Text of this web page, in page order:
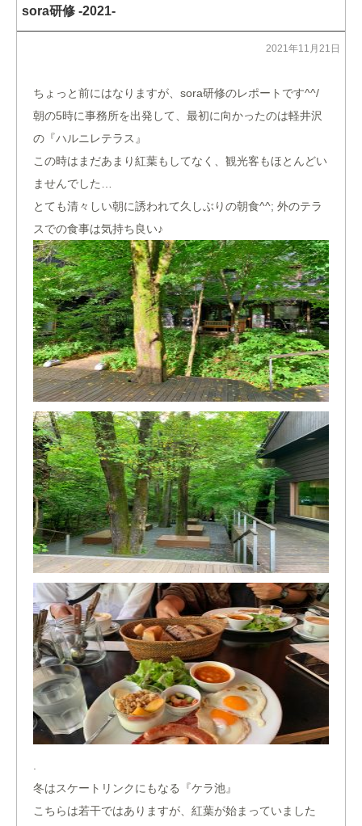
sora研修 -2021-
2021年11月21日
ちょっと前にはなりますが、sora研修のレポートです^^/
朝の5時に事務所を出発して、最初に向かったのは軽井沢
の『ハルニレテラス』
この時はまだあまり紅葉もしてなく、観光客もほとんどい
ませんでした…
とても清々しい朝に誘われて久しぶりの朝食^^; 外のテラ
スでの食事は気持ち良い♪
.
冬はスケートリンクにもなる『ケラ池』
こちらは若干ではありますが、紅葉が始まっていました